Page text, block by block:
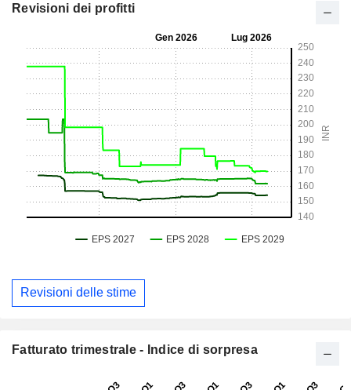
Revisioni dei profitti
Revisioni delle stime
Fatturato trimestrale - Indice di sorpresa